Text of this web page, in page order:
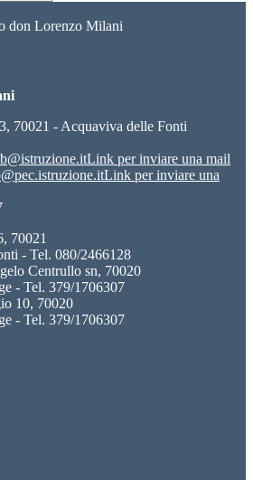
don Lorenzo Milani
70021 - Acquaviva delle Fonti
Link per inviare una mail
Link per inviare una
70021
- Tel. 080/2466128
Centrullo sn, 70020
- Tel. 379/1706307
10, 70020
- Tel. 379/1706307